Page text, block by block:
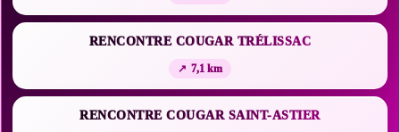
RENCONTRE COUGAR TRÉLISSAC
7,1 km
RENCONTRE COUGAR SAINT-ASTIER